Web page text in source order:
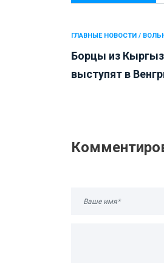
ГЛАВНЫЕ НОВОСТИ /
Борцы из
выступят в